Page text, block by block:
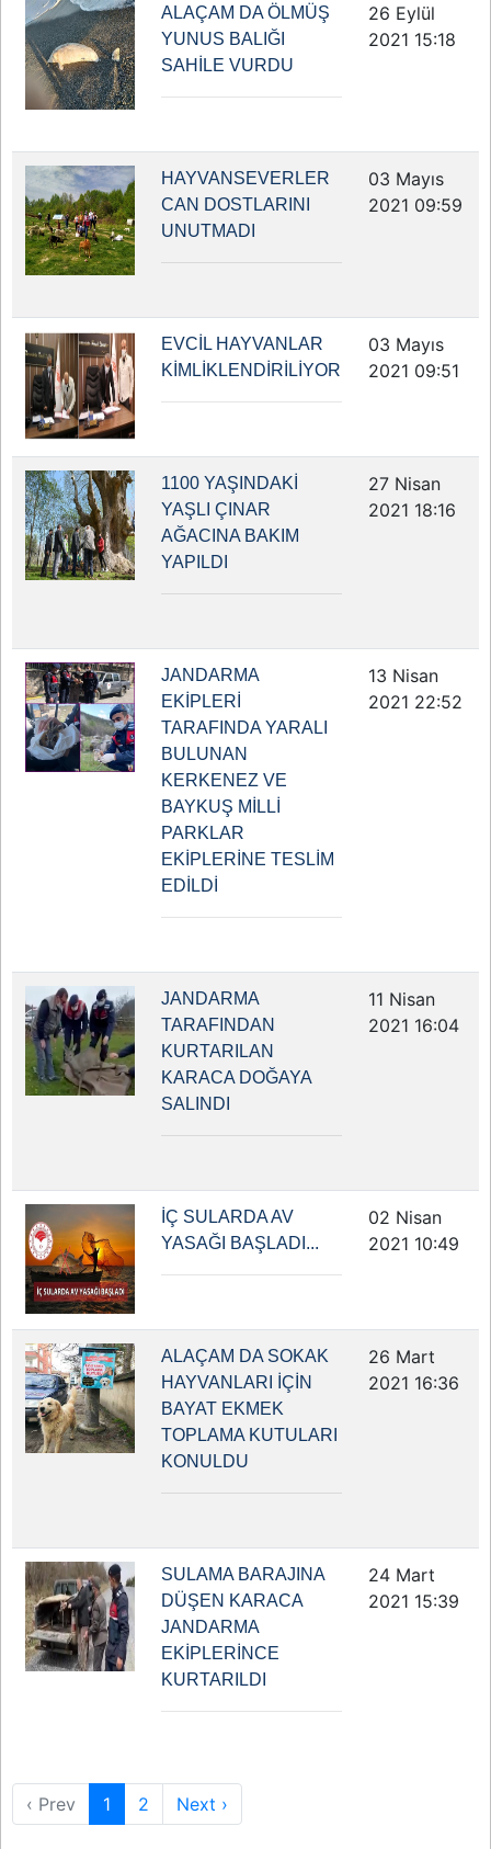
ALAÇAM DA ÖLMÜŞ
YUNUS BALIĞI
SAHİLE VURDU
26 Eylül
2021 15:18
HAYVANSEVERLER
CAN DOSTLARINI
UNUTMADI
03 Mayıs
2021 09:59
EVCİL HAYVANLAR
KİMLİKLENDİRİLİYOR
03 Mayıs
2021 09:51
1100 YAŞINDAKİ
YAŞLI ÇINAR
AĞACINA BAKIM
YAPILDI
27 Nisan
2021 18:16
JANDARMA
EKİPLERİ
TARAFINDA YARALI
BULUNAN
KERKENEZ VE
BAYKUŞ MİLLİ
PARKLAR
EKİPLERİNE TESLİM
EDİLDİ
13 Nisan
2021 22:52
JANDARMA
TARAFINDAN
KURTARILAN
KARACA DOĞAYA
SALINDI
11 Nisan
2021 16:04
İÇ SULARDA AV
YASAĞI BAŞLADI...
02 Nisan
2021 10:49
ALAÇAM DA SOKAK
HAYVANLARI İÇİN
BAYAT EKMEK
TOPLAMA KUTULARI
KONULDU
26 Mart
2021 16:36
SULAMA BARAJINA
DÜŞEN KARACA
JANDARMA
EKİPLERİNCE
KURTARILDI
24 Mart
2021 15:39
‹ Prev 1 2 Next ›